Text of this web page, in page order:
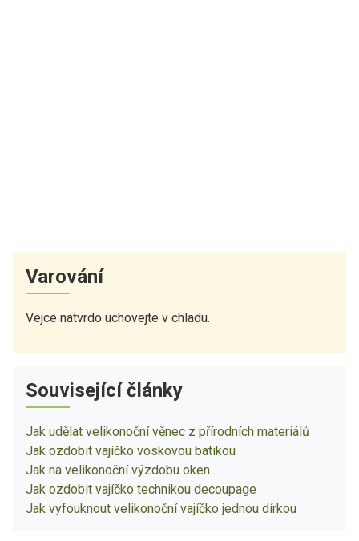
Varování
Vejce natvrdo uchovejte v chladu.
Související články
Jak udělat velikonoční věnec z přírodních materiálů
Jak ozdobit vajíčko voskovou batikou
Jak na velikonoční výzdobu oken
Jak ozdobit vajíčko technikou decoupage
Jak vyfouknout velikonoční vajíčko jednou dírkou